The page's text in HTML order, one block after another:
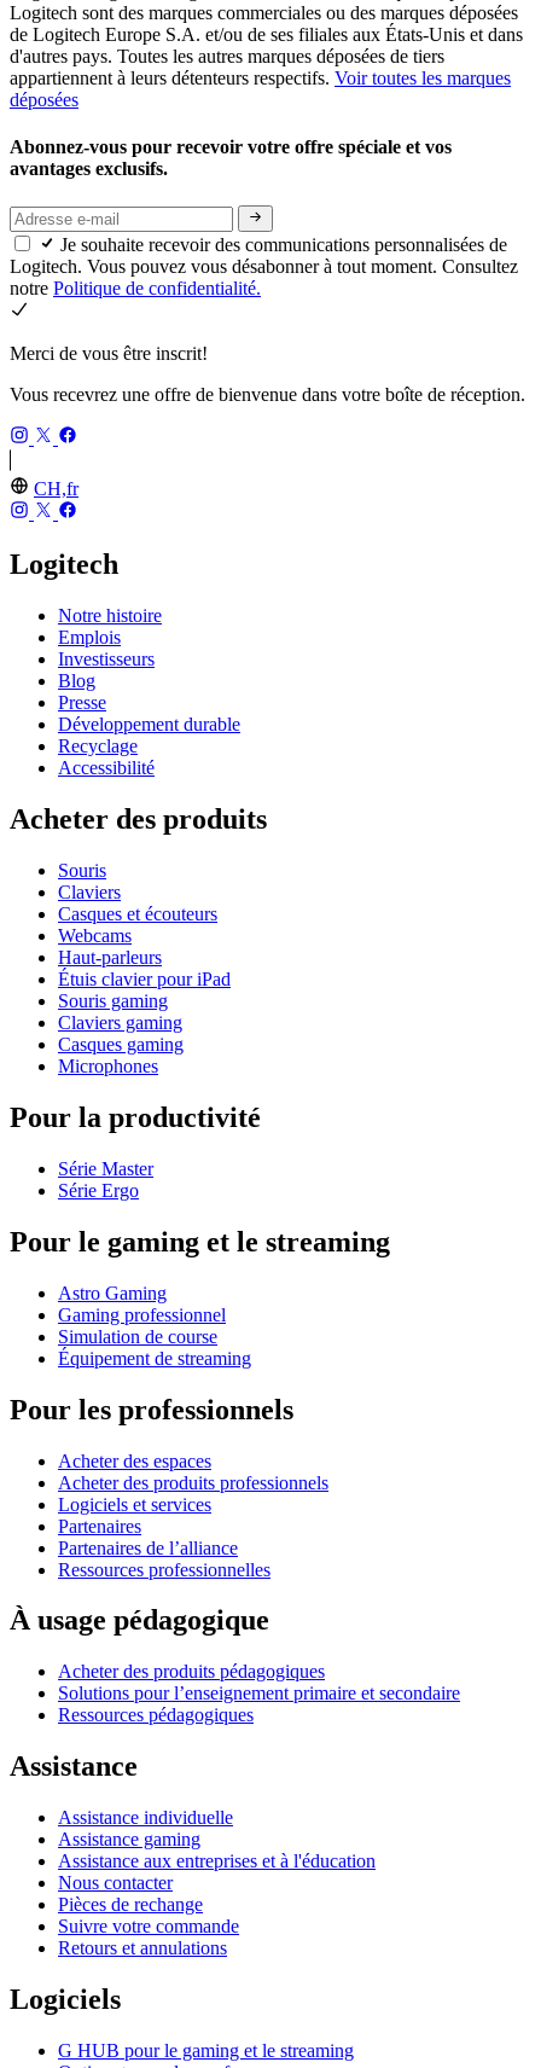
Logitech sont des marques commerciales ou des marques déposées
de Logitech Europe S.A. et/ou de ses filiales aux États-Unis et dans
d'autres pays. Toutes les autres marques déposées de tiers
appartiennent à leurs détenteurs respectifs. Voir toutes les marques
déposées
Abonnez-vous pour recevoir votre offre spéciale et vos
avantages exclusifs.
Je souhaite recevoir des communications personnalisées de
Logitech. Vous pouvez vous désabonner à tout moment. Consultez
notre Politique de confidentialité.
Merci de vous être inscrit!
Vous recevrez une offre de bienvenue dans votre boîte de réception.
CH,fr
Logitech
Notre histoire
Emplois
Investisseurs
Blog
Presse
Développement durable
Recyclage
Accessibilité
Acheter des produits
Souris
Claviers
Casques et écouteurs
Webcams
Haut-parleurs
Étuis clavier pour iPad
Souris gaming
Claviers gaming
Casques gaming
Microphones
Pour la productivité
Série Master
Série Ergo
Pour le gaming et le streaming
Astro Gaming
Gaming professionnel
Simulation de course
Équipement de streaming
Pour les professionnels
Acheter des espaces
Acheter des produits professionnels
Logiciels et services
Partenaires
Partenaires de l’alliance
Ressources professionnelles
À usage pédagogique
Acheter des produits pédagogiques
Solutions pour l’enseignement primaire et secondaire
Ressources pédagogiques
Assistance
Assistance individuelle
Assistance gaming
Assistance aux entreprises et à l'éducation
Nous contacter
Pièces de rechange
Suivre votre commande
Retours et annulations
Logiciels
G HUB pour le gaming et le streaming